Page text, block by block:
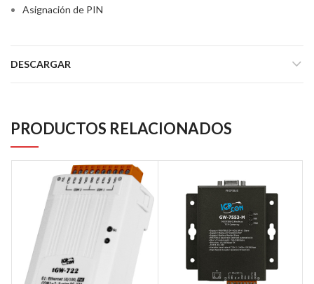
Asignación de PIN
DESCARGAR
PRODUCTOS RELACIONADOS